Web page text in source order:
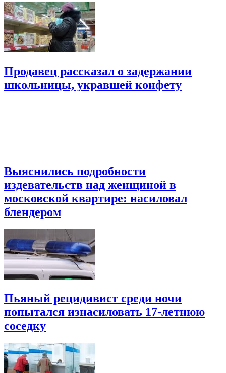
Продавец рассказал о задержании
школьницы, укравшей конфету
Выяснились подробности
издевательств над женщиной в
московской квартире: насиловал
блендером
Пьяный рецидивист среди ночи
попытался изнасиловать 17-летнюю
соседку